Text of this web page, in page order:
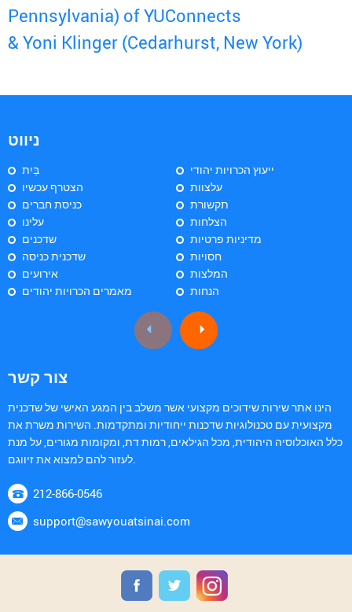
Pennsylvania) of YUConnects
& Yoni Klinger (Cedarhurst, New York)
ניווט
בַּיִת
הצטרף עכשיו
כניסת חברים
עלינו
שדכנים
שדכנית כניסה
אירועים
מאמרים הכרויות יהודים
ייעוץ הכרויות יהודי
עלצוות
תקשורת
הצלחות
מדיניות פרטיות
חסויות
המלצות
הנחות
צור קשר
הינו אתר שירות שידוכים מקצועי אשר משלב בין המגע האישי של שדכנית
מקצועית עם טכנולוגיות שדכנות ייחודיות ומתקדמות. השירות משרת את
כלל האוכלוסיה היהודית, מכל הגילאים, רמות דת, ומקומות מגורים, על מנת
212-866-0546
support@sawyouatsinai.com